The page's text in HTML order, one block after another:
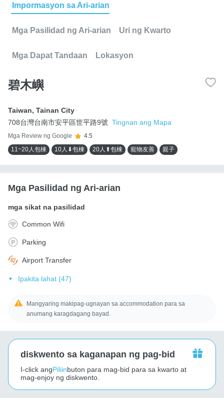
Impormasyon sa Ari-arian
Mga Pasilidad ng Ari-arian Uri ng Kwarto
Mga Dapat Tandaan Lokasyon
碧木嶼
Taiwan, Tainan City
708台灣台南市安平區世平路9號 Tingnan ang Mapa
Mga Review ng Google
4.5
11~20人包棟
10人⬇包棟 20人⬆包棟 寵物友善 親子
Mga Pasilidad ng Ari-arian
mga sikat na pasilidad
Common Wifi
Parking
Airport Transfer
Ipakita lahat (47)
Mangyaring makipag-ugnayan sa accommodation para sa
anumang karagdagang bayad.
diskwento sa kaganapan ng pag-bid
I-click angPiliinbuton para mag-bid para sa kwarto at
mag-enjoy ng diskwento.